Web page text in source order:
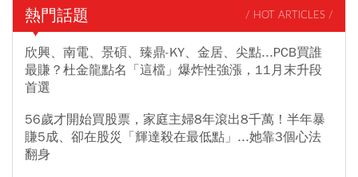
熱門話題 / HOT ARTICLES /
欣興、南電、景碩、臻鼎-KY、金居、尖點...PCB買誰
最賺？杜金龍點名「這檔」爆炸性強漲，11月末升段
首選
56歲才開始買股票，家庭主婦8年滾出8千萬！半年暴
賺5成、卻在股災「輝達殺在最低點」...她靠3個心法
翻身